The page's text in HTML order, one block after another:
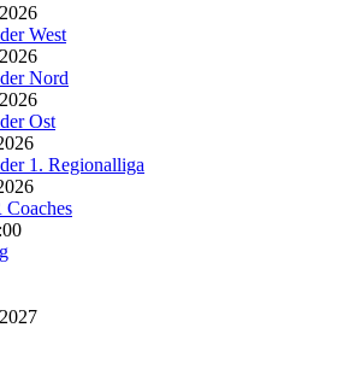
West
Nord
Ost
1. Regionalliga